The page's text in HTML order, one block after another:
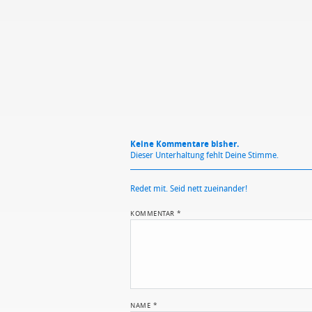
Keine Kommentare bisher.
Dieser Unterhaltung fehlt Deine Stimme.
Redet mit. Seid nett zueinander!
KOMMENTAR *
NAME *